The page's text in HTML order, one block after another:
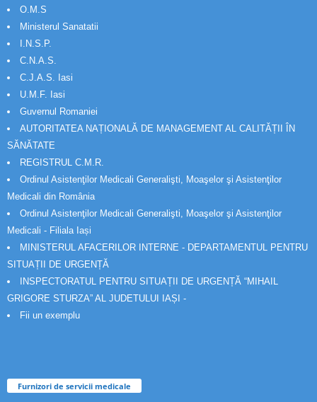
O.M.S
Ministerul Sanatatii
I.N.S.P.
C.N.A.S.
C.J.A.S. Iasi
U.M.F. Iasi
Guvernul Romaniei
AUTORITATEA NAȚIONALĂ DE MANAGEMENT AL CALITĂȚII ÎN
SĂNĂTATE
REGISTRUL C.M.R.
Ordinul Asistenţilor Medicali Generalişti, Moaşelor şi Asistenţilor
Medicali din România
Ordinul Asistenţilor Medicali Generalişti, Moaşelor şi Asistenţilor
Medicali - Filiala Iași
MINISTERUL AFACERILOR INTERNE - DEPARTAMENTUL PENTRU
SITUAȚII DE URGENȚĂ
INSPECTORATUL PENTRU SITUAȚII DE URGENȚĂ “MIHAIL
GRIGORE STURZA” AL JUDETULUI IAȘI -
Fii un exemplu
Furnizori de servicii medicale